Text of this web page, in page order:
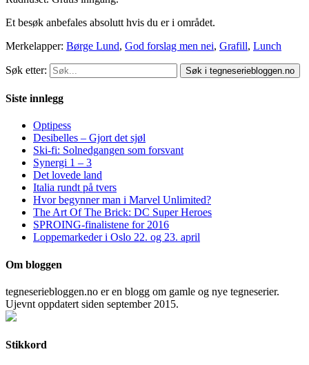
Et besøk anbefales absolutt hvis du er i området.
Merkelapper: Børge Lund, God forslag men nei, Grafill, Lunch
Søk etter:
Siste innlegg
Optipess
Desibelles – Gjort det sjøl
Ski-fi: Solnedgangen som forsvant
Synergi 1 – 3
Det lovede land
Italia rundt på tvers
Hvor begynner man i Marvel Unlimited?
The Art Of The Brick: DC Super Heroes
SPROING-finalistene for 2016
Loppemarkeder i Oslo 22. og 23. april
Om bloggen
tegneseriebloggen.no er en blogg om gamle og nye tegneserier.
Ujevnt oppdatert siden september 2015.
Stikkord